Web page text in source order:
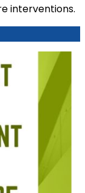
interventions.